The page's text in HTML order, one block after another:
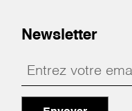
Newsletter